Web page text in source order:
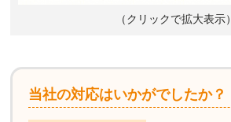
（クリックで拡大表示）
当社の対応はいかがでしたか？